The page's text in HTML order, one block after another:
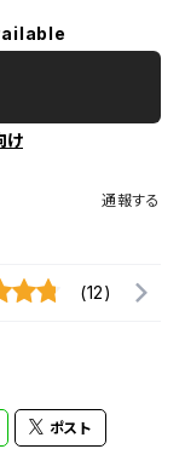
け
通報する
(12)
ポスト